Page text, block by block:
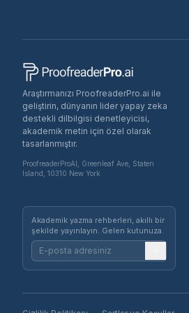
Araştırmanızı ProofreaderPro.ai ile
geliştirin, dünyanın lider yapay zeka
destekli dilbilgisi denetleyicisi,
akademik metin için özel olarak
tasarlanmıştır.
ProofreaderProAI, Greenleaf Ave, Staten
Island, 10310 New York
Akademik yazma rehberleri, akıllı bir
şekilde yayınlayın. Gelen kutunuza.